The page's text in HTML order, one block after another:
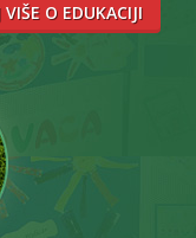
VIŠE O EDUKACIJI